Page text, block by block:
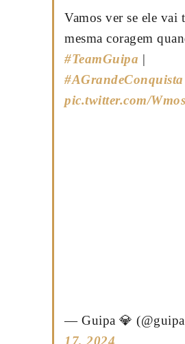
Vamos ver se ele vai
mesma coragem
#TeamGuipa |
#AGrandeConquista
pic.twitter.com/
— Guipa 💎
17, 2024